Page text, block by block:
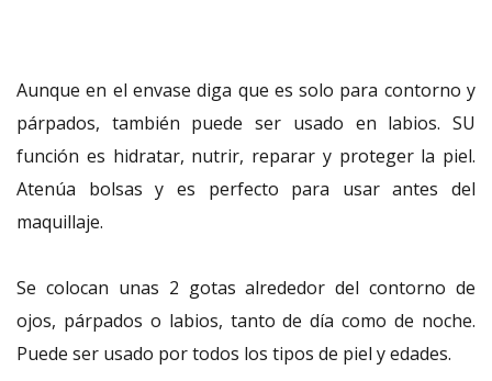
Aunque en el envase diga que es solo para contorno y
párpados, también puede ser usado en labios. SU
función es hidratar, nutrir, reparar y proteger la piel.
Atenúa bolsas y es perfecto para usar antes del
maquillaje.
Se colocan unas 2 gotas alrededor del contorno de
ojos, párpados o labios, tanto de día como de noche.
Puede ser usado por todos los tipos de piel y edades.